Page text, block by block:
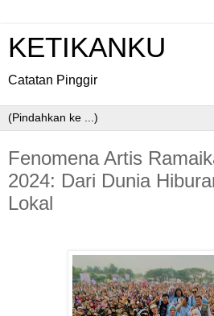
KETIKANKU
Catatan Pinggir
Fenomena Artis
2024: Dari Dunia
Lokal